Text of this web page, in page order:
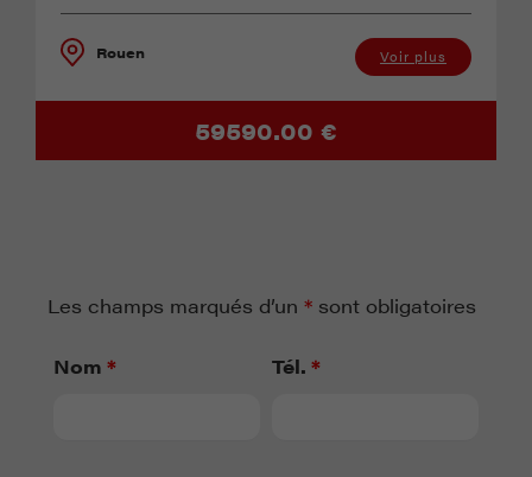
Rouen Voir plus
59590.00 €
Les champs marqués d’un * sont obligatoires
Nom * Tél. *